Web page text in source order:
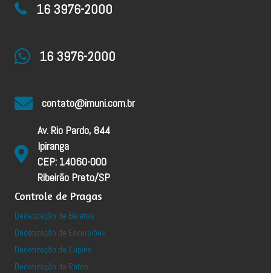
16 3976-2000
16 3976-2000
contato@imuni.com.br
Av. Rio Pardo, 844
Ipiranga
CEP: 14060-000
Ribeirão Preto/SP
Controle de Pragas
Dedetização de Baratas
Dedetização de Escorpiões
Dedetização de Cupins
Dedetização de Ratos